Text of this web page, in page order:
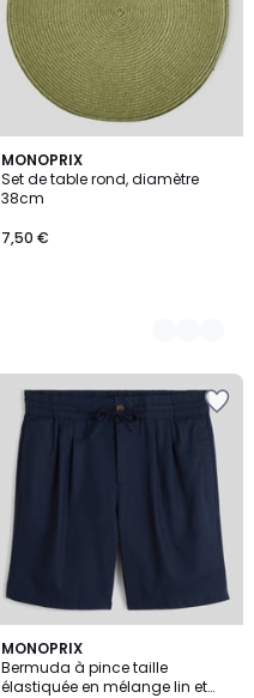
MONOPRIX
Set de table rond, diamètre
38cm
7,50 €
7
Couleurs
MONOPRIX
Bermuda à pince taille
élastiquée en mélange lin et
2
Couleurs